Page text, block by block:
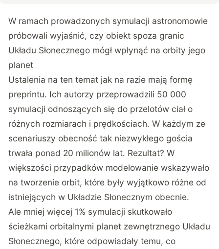
W ramach prowadzonych symulacji astronomowie
próbowali wyjaśnić, czy obiekt spoza granic
Układu Słonecznego mógł wpłynąć na orbity jego
planet
Ustalenia na ten temat jak na razie mają formę
preprintu. Ich autorzy przeprowadzili 50 000
symulacji odnoszących się do przelotów ciał o
różnych rozmiarach i prędkościach. W każdym ze
scenariuszy obecność tak niezwykłego gościa
trwała ponad 20 milionów lat. Rezultat? W
większości przypadków modelowanie wskazywało
na tworzenie orbit, które były wyjątkowo różne od
istniejących w Układzie Słonecznym obecnie.
Ale mniej więcej 1% symulacji skutkowało
ścieżkami orbitalnymi planet zewnętrznego Układu
Słonecznego, które odpowiadały temu, co